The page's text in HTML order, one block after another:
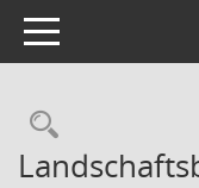
Toggle navigation